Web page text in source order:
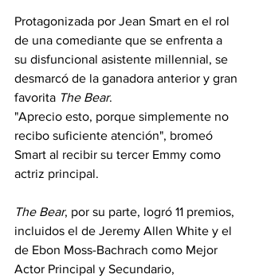
Protagonizada por Jean Smart en el rol
de una comediante que se enfrenta a
su disfuncional asistente millennial, se
desmarcó de la ganadora anterior y gran
favorita The Bear.
"Aprecio esto, porque simplemente no
recibo suficiente atención", bromeó
Smart al recibir su tercer Emmy como
actriz principal.
The Bear, por su parte, logró 11 premios,
incluidos el de Jeremy Allen White y el
de Ebon Moss-Bachrach como Mejor
Actor Principal y Secundario,